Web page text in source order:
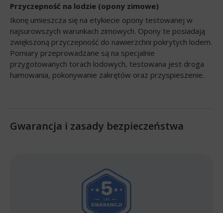
Przyczepność na lodzie (opony zimowe)
Ikonę umieszcza się na etykiecie opony testowanej w
najsurowszych warunkach zimowych. Opony te posiadają
zwiększoną przyczepność do nawierzchni pokrytych lodem.
Pomiary przeprowadzane są na specjalnie
przygotowanych torach lodowych, testowana jest droga
hamowania, pokonywanie zakrętów oraz przyspieszenie.
Gwarancja i zasady bezpieczeństwa